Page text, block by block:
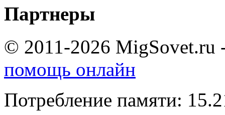
Партнеры
© 2011-2026 MigSovet.ru
помощь онлайн
Потребление памяти: